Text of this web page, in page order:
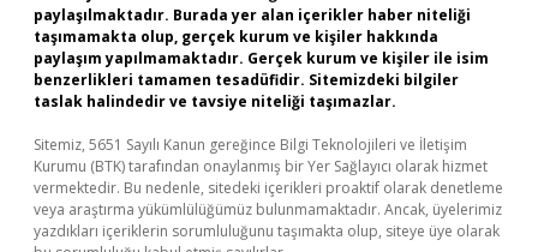
paylaşılmaktadır. Burada yer alan içerikler haber niteliği
taşımamakta olup, gerçek kurum ve kişiler hakkında
paylaşım yapılmamaktadır. Gerçek kurum ve kişiler ile isim
benzerlikleri tamamen tesadüfidir. Sitemizdeki bilgiler
taslak halindedir ve tavsiye niteliği taşımazlar.
Sitemiz, 5651 Sayılı Kanun gereğince Bilgi Teknolojileri ve İletişim
Kurumu (BTK) tarafından onaylanmış bir Yer Sağlayıcı olarak hizmet
vermektedir. Bu nedenle, sitedeki içerikleri proaktif olarak denetleme
veya araştırma yükümlülüğümüz bulunmamaktadır. Ancak, üyelerimiz
yazdıkları içeriklerin sorumluluğunu taşımakta olup, siteye üye olarak